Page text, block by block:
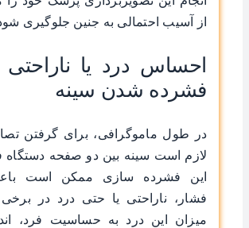
از آسیب احتمالی به جنین جلوگیری شود.
احساس درد یا ناراحتی
فشرده شدن سینه
در طول ماموگرافی، برای گرفتن
لازم است سینه بین دو صفحه دستگاه
این فشرده سازی ممکن است
فشار، ناراحتی یا حتی درد در برخی
میزان این درد به حساسیت فرد،